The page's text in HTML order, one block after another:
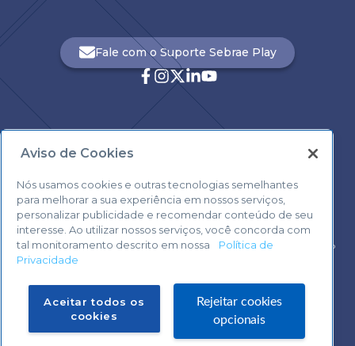
0800 570 0800
Fale com o Suporte Sebrae Play
Voltar ao topo
Aviso de Cookies
Nós usamos cookies e outras tecnologias semelhantes
para melhorar a sua experiência em nossos serviços,
personalizar publicidade e recomendar conteúdo de seu
interesse. Ao utilizar nossos serviços, você concorda com
tal monitoramento descrito em nossa
Política de
Privacidade
Aceitar todos os
cookies
Rejeitar cookies
opcionais